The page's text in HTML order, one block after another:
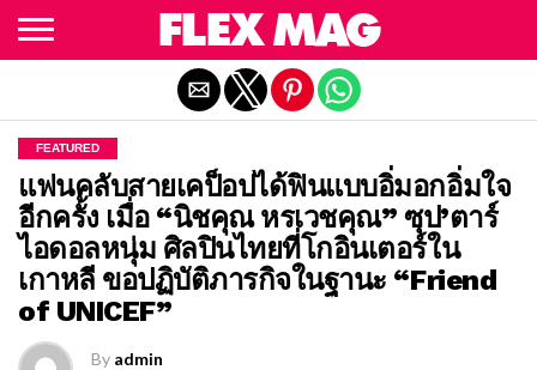
FEATURED
แฟนคลับสายเคป็อปได้ฟินแบบอิ่มอกอิ่มใจ
อีกครั้ง เมื่อ “นิชคุณ หรเวชคุณ” ซุป’ตาร์
ไอดอลหนุ่ม ศิลปินไทยที่โกอินเตอร์ใน
เกาหลี ขอปฏิบัติภารกิจในฐานะ “Friend
of UNICEF”
By admin
Exit mobile version